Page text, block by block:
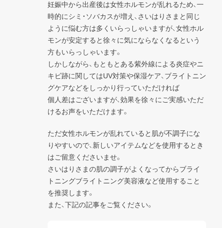
妊娠中から出産後は女性ホルモンが乱れるため、一
時的にシミ・ソバカスが増え、さいはりさまと同じ
ように悩む方は多くいらっしゃいますが、女性ホル
モンが安定すると徐々に気にならなくなるという
方もいらっしゃいます。
しかしながら、もともとある紫外線による炎症やニ
キビ跡に関してはUV対策や保湿ケア、ブライトニン
グケアなどをしっかり行っていただければ
個人差はございますが、効果を徐々にご実感いただ
けるお声をいただけます。
ただ女性ホルモンが乱れていると肌が不調子にな
りやすいので、新しいアイテムなどを使用するとき
はご留意くださいませ。
さいはりさまの肌の調子がよくなってからブライ
トニングブライトニング美容液など使用すること
を推奨します。
また、下記の記事をご覧ください。